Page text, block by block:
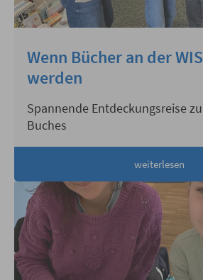
Wenn Bücher an der
werden
Spannende Entdeckungsreise
Buches
weiterlesen